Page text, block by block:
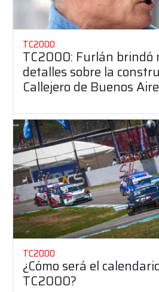
TC2000
TC2000: Furlán brindó
detalles sobre la
Callejero de Buenos
TC2000
¿Cómo será el
TC2000?